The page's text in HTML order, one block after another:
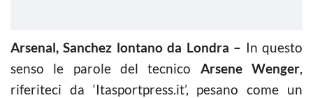
Arsenal, Sanchez lontano da Londra – In questo
senso le parole del tecnico Arsene Wenger,
riferiteci da ‘Itasportpress.it’, pesano come un